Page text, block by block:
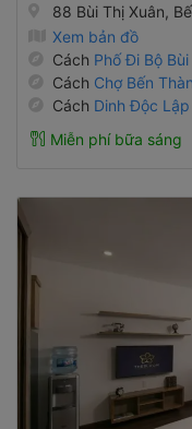
88 Bùi Thị Xuân,
Xem bản đồ
Cách Phố Đi Bộ Bùi
Cách Chợ Bến
Cách Dinh Độc Lập
Miễn phí bữa sáng